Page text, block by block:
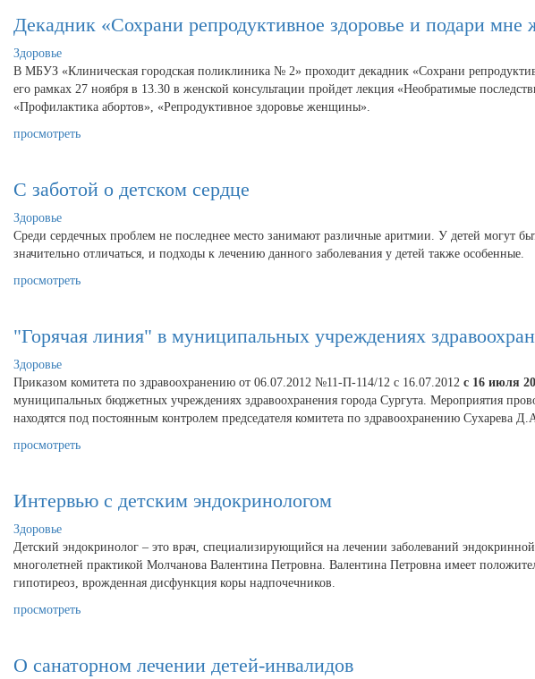
Декадник «Сохрани репродуктивное здоровье и подари
Здоровье
В МБУЗ «Клиническая городская поликлиника № 2» проходит декадник «Сохрани
его рамках 27 ноября в 13.30 в женской консультации пройдет лекция «Необратимые
«Профилактика абортов», «Репродуктивное здоровье женщины».
просмотреть
С заботой о детском сердце
Здоровье
Среди сердечных проблем не последнее место занимают различные аритмии. У детей могут
значительно отличаться, и подходы к лечению данного заболевания у детей также особенные.
просмотреть
"Горячая линия" в муниципальных учреждениях
Здоровье
Приказом комитета по здравоохранению от 06.07.2012 №11-П-114/12 с 16.07.2012 с 16 июля
муниципальных бюджетных учреждениях здравоохранения города Сургута. Мероприятия
находятся под постоянным контролем председателя комитета по здравоохранению Сухарева
просмотреть
Интервью с детским эндокринологом
Здоровье
Детский эндокринолог – это врач, специализирующийся на лечении заболеваний
многолетней практикой Молчанова Валентина Петровна. Валентина Петровна имеет
гипотиреоз, врожденная дисфункция коры надпочечников.
просмотреть
О санаторном лечении детей-инвалидов